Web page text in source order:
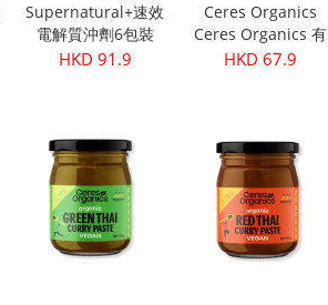
Supernatural+速效
電解質沖劑6包裝
HKD 91.9
Ceres Organics
Ceres Organics 有
機藜麥片 420g
HKD 67.9